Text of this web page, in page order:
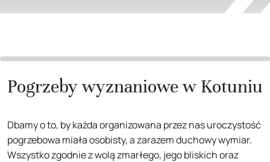
Pogrzeby wyznaniowe w Kotuniu
Dbamy o to, by każda organizowana przez nas uroczystość
pogrzebowa miała osobisty, a zarazem duchowy wymiar.
Wszystko zgodnie z wolą zmarłego, jego bliskich oraz